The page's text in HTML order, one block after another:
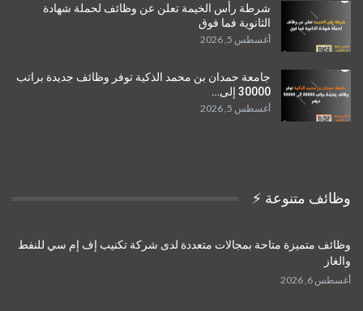
شرطة رأس الخيمة تعلن عن وظائف لحملة شهادة
الثانوية فما فوق
أغسطس 5, 2026
جامعة حمدان بن محمد الذكية توفر وظائف جديدة براتب
30000 إلى…
أغسطس 5, 2026
وظائف متنوعة ⚡️
وظائف متميزة متاحة بمجالات متعددة لدى شركة تكنيب إف إم سي للنفط
والغاز
أغسطس 6, 2026